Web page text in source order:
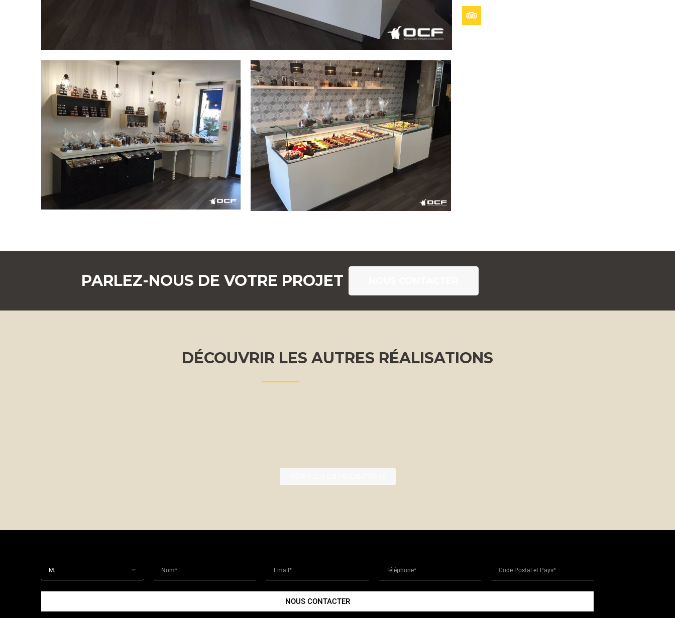
PARLEZ-NOUS DE VOTRE PROJET
DÉCOUVRIR LES AUTRES RÉALISATIONS
NOUS CONTACTER